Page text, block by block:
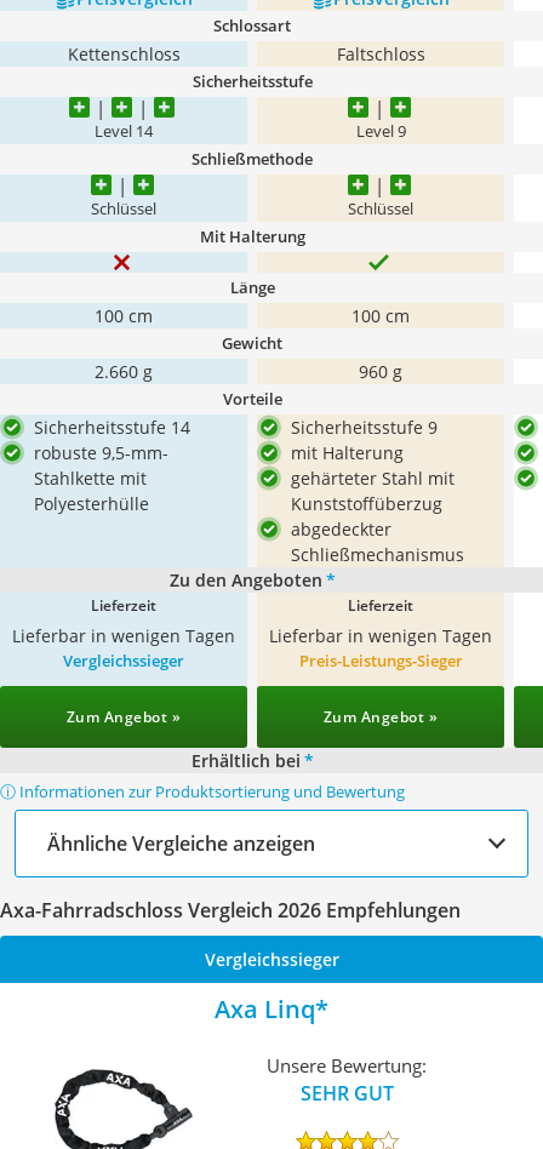
Schlossart
Kettenschloss Faltschloss
Sicherheitsstufe
Level 14 Level 9
Schließmethode
Schlüssel Schlüssel
Mit Halterung
Länge
100 cm 100 cm
Gewicht
2.660 g 960 g
Vorteile
Sicherheitsstufe 14
robuste 9,5-mm-
Stahlkette mit
Polyesterhülle
Sicherheitsstufe 9
mit Halterung
gehärteter Stahl mit
Kunststoffüberzug
abgedeckter
Schließmechanismus
Zu den Angeboten *
Lieferzeit
Lieferbar in wenigen Tagen
Lieferzeit
Lieferbar in wenigen Tagen
Vergleichssieger
Zum Angebot »
Preis-Leistungs-Sieger
Zum Angebot »
Erhältlich bei *
ⓘ Informationen zur Produktsortierung und Bewertung
Ähnliche Vergleiche anzeigen
Axa-Fahrradschloss Vergleich 2026 Empfehlungen
Vergleichssieger
Axa Linq
Unsere Bewertung:
SEHR GUT